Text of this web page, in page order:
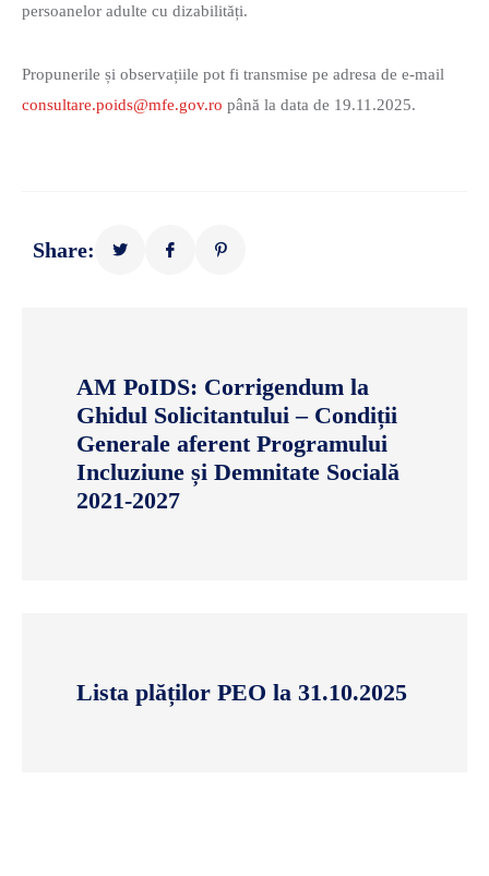
persoanelor adulte cu dizabilități.
Propunerile și observațiile pot fi transmise pe adresa de e-mail
consultare.poids@mfe.gov.ro până la data de 19.11.2025.
Share:
AM PoIDS: Corrigendum la
Ghidul Solicitantului – Condiții
Generale aferent Programului
Incluziune și Demnitate Socială
2021-2027
Lista plăților PEO la 31.10.2025